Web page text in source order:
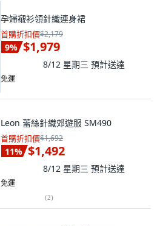
孕婦襯衫領針織連身裙
首購折扣價$2,179
9% $1,979
8/12 星期三 預計送達
免運
Leon 蕾絲針織郊遊服 SM490
首購折扣價$1,692
11% $1,492
8/12 星期三 預計送達
免運
(2)